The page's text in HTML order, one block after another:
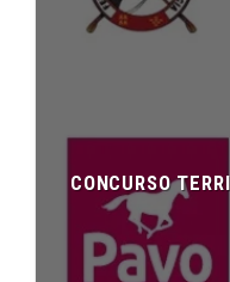
CONCURSO